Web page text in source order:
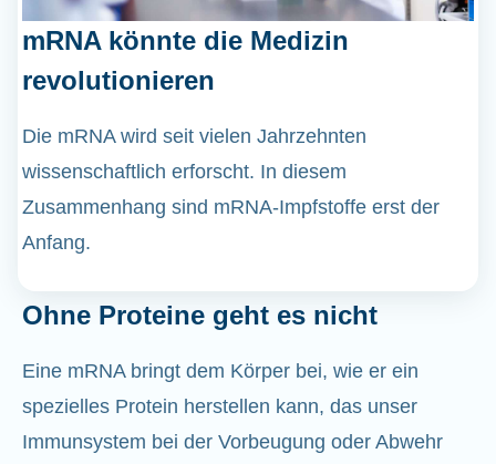
mRNA könnte die Medizin
revolutionieren
Die mRNA wird seit vielen Jahrzehnten
wissenschaftlich erforscht. In diesem
Zusammenhang sind mRNA-Impfstoffe erst der
Anfang.
Ohne Proteine geht es nicht
Eine mRNA bringt dem Körper bei, wie er ein
spezielles Protein herstellen kann, das unser
Immunsystem bei der Vorbeugung oder Abwehr